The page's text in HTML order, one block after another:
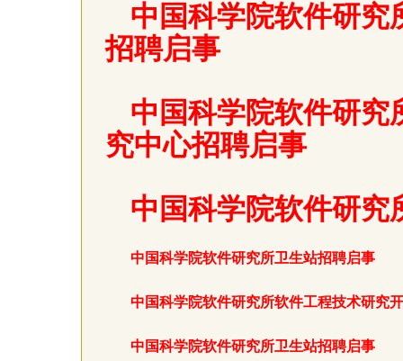
中国科学院软件研究
招聘启事
中国科学院软件研究
究中心招聘启事
中国科学院软件研究
中国科学院软件研究所卫生站招聘启事
中国科学院软件研究所软件工程技术研究
中国科学院软件研究所卫生站招聘启事